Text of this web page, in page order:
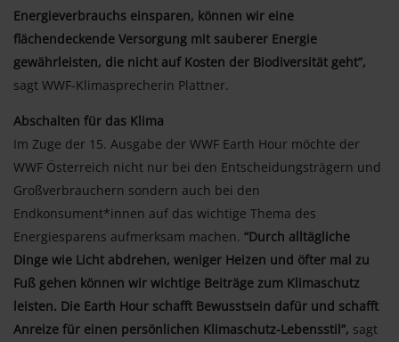
Energieverbrauchs einsparen, können wir eine
flächendeckende Versorgung mit sauberer Energie
gewährleisten, die nicht auf Kosten der Biodiversität geht”,
sagt WWF-Klimasprecherin Plattner.
Abschalten für das Klima
Im Zuge der 15. Ausgabe der WWF Earth Hour möchte der
WWF Österreich nicht nur bei den Entscheidungsträgern und
Großverbrauchern sondern auch bei den
Endkonsument*innen auf das wichtige Thema des
Energiesparens aufmerksam machen. “Durch alltägliche
Dinge wie Licht abdrehen, weniger Heizen und öfter mal zu
Fuß gehen können wir wichtige Beiträge zum Klimaschutz
leisten. Die Earth Hour schafft Bewusstsein dafür und schafft
Anreize für einen persönlichen Klimaschutz-Lebensstil”, sagt